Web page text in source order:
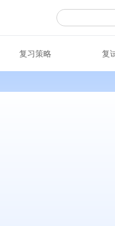
复习策略 复